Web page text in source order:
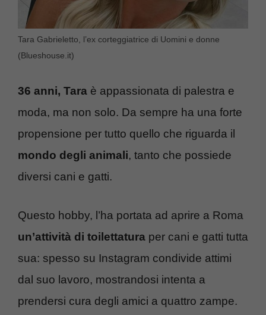
Tara Gabrieletto, l’ex corteggiatrice di Uomini e donne
(Blueshouse.it)
36 anni, Tara è appassionata di palestra e
moda, ma non solo. Da sempre ha una forte
propensione per tutto quello che riguarda il
mondo degli animali, tanto che possiede
diversi cani e gatti.
Questo hobby, l’ha portata ad aprire a Roma
un’attività di toilettatura per cani e gatti tutta
sua: spesso su Instagram condivide attimi
dal suo lavoro, mostrandosi intenta a
prendersi cura degli amici a quattro zampe.